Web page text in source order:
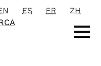
ES FR
ZH